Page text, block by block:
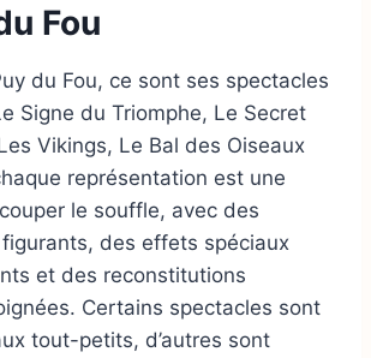
Fou
du Fou, ce sont ses spectacles
Signe du Triomphe, Le Secret
Vikings, Le Bal des Oiseaux
représentation est une
le souffle, avec des
des effets spéciaux
et des reconstitutions
Certains spectacles sont
tout-petits, d’autres sont